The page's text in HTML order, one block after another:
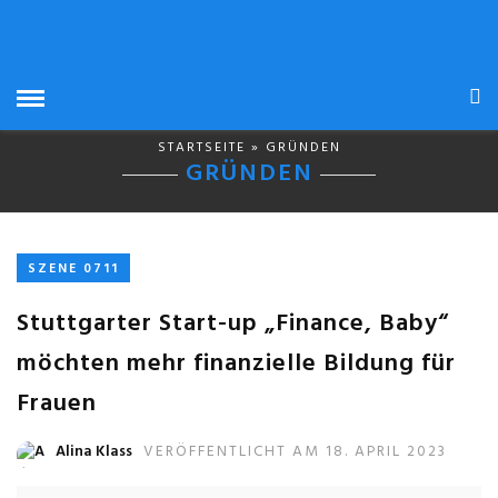
STARTSEITE » GRÜNDEN
GRÜNDEN
SZENE 0711
Stuttgarter Start-up „Finance, Baby“
möchten mehr finanzielle Bildung für
Frauen
Alina Klass VERÖFFENTLICHT AM 18. APRIL 2023